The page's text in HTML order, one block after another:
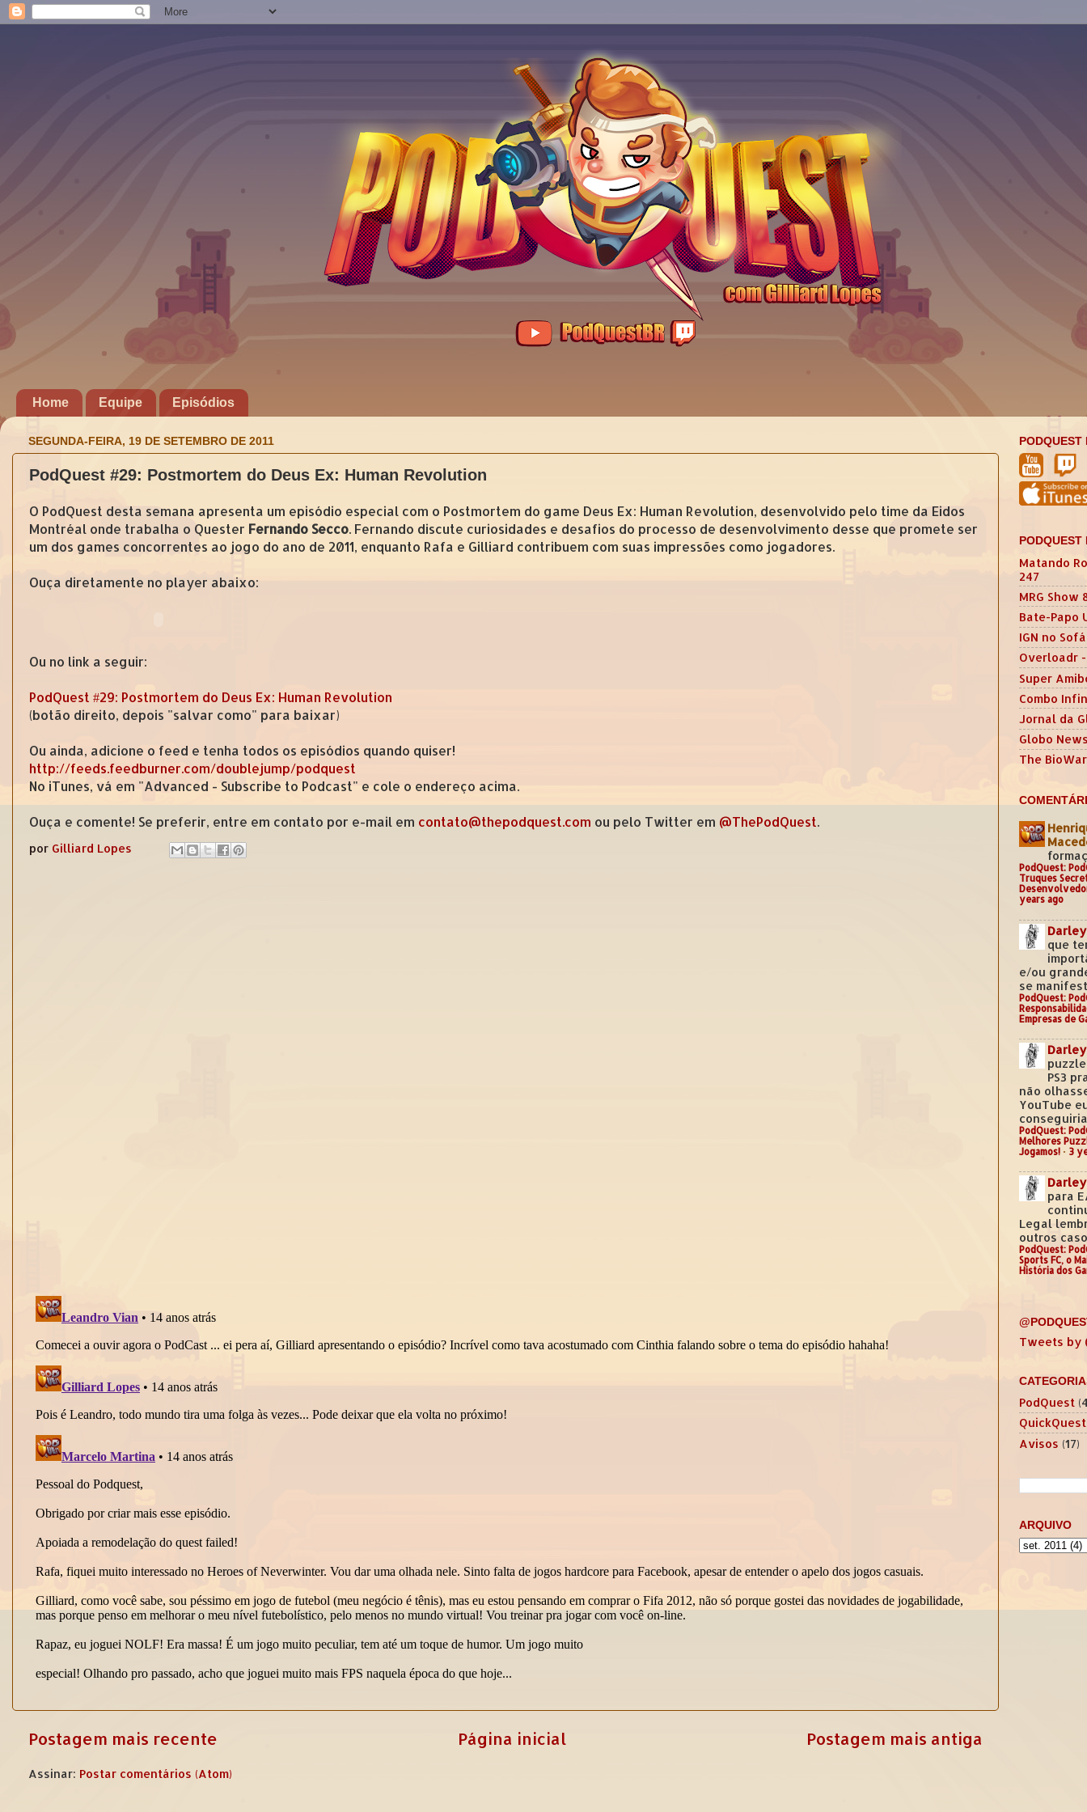
Home Equipe Episódios
SEGUNDA-FEIRA, 19 DE SETEMBRO DE 2011
PodQuest #29: Postmortem do Deus Ex: Human Revolution
O PodQuest desta semana apresenta um episódio especial com o Postmortem do game Deus Ex: Human Revolution, desenvolvido pelo time da Eidos
Montréal onde trabalha o Quester Fernando Secco. Fernando discute curiosidades e desafios do processo de desenvolvimento desse que promete ser
um dos games concorrentes ao jogo do ano de 2011, enquanto Rafa e Gilliard contribuem com suas impressões como jogadores.
Ouça diretamente no player abaixo:
Ou no link a seguir:
PodQuest #29: Postmortem do Deus Ex: Human Revolution
(botão direito, depois "salvar como" para baixar)
Ou ainda, adicione o feed e tenha todos os episódios quando quiser!
http://feeds.feedburner.com/doublejump/podquest
No iTunes, vá em "Advanced - Subscribe to Podcast" e cole o endereço acima.
Ouça e comente! Se preferir, entre em contato por e-mail em contato@thepodquest.com ou pelo Twitter em @ThePodQuest.
por Gilliard Lopes
Postagem mais recente Postagem mais antiga
Página inicial
Assinar: Postar comentários (Atom)
PODQUEST
PODQUEST
Matando
247
MRG Show
Bate-Papo
IGN no Sofá
Overloadr
Super
Combo
Jornal da
Globo
The
PodQuest:
Truques
years ago
que
e/ou
se
PodQuest:
Empresas de
PS3
não
YouTube
PodQuest:
Melhores
Jogamos! · 3
para
Legal
outros
PodQuest:
Sports FC, o
História dos
Tweets by
PodQuest
QuickQuest
Avisos (17)
ARQUIVO